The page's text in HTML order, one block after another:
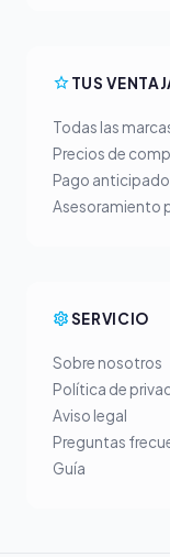
TUS
Todas las
Precios de
Pago anticipado
Asesoramiento
SERVICIO
Sobre nosotros
Política de
Aviso legal
Preguntas
Guía